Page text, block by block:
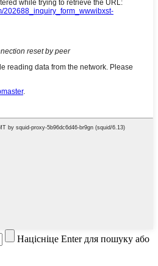
Націсніце Enter для пошуку або